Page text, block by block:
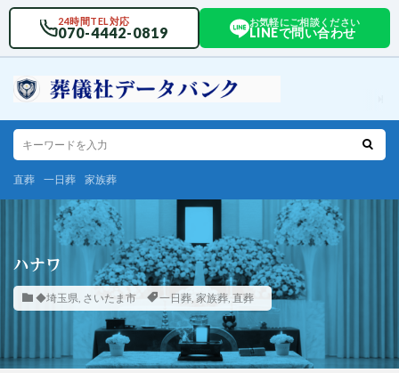
24時間TEL対応
070-4442-0819
お気軽にご相談ください
LINEで問い合わせ
直葬 一日葬 家族葬
ハナワ
◆埼玉県, さいたま市 一日葬, 家族葬, 直葬